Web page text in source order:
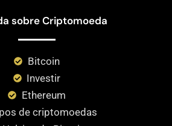
sobre Criptomoeda
Bitcoin
Investir
Ethereum
de criptomoedas